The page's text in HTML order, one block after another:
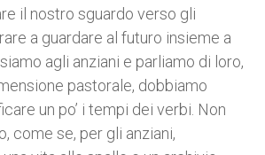
il nostro sguardo verso gli
a guardare al futuro insieme a
agli anziani e parliamo di loro,
pastorale, dobbiamo
un po’ i tempi dei verbi. Non
come se, per gli anziani,